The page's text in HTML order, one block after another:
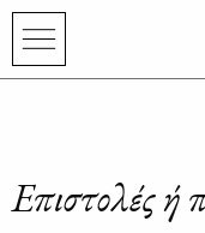
Επιστολές ή